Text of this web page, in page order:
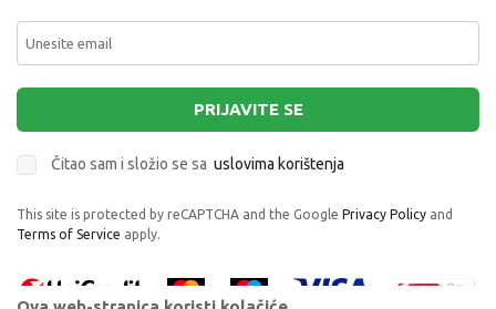
PRIJAVITE SE
Čitao sam i složio se sa uslovima korištenja
This site is protected by reCAPTCHA and the Google Privacy Policy and
Terms of Service apply.